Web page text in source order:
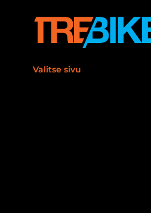
Valitse sivu